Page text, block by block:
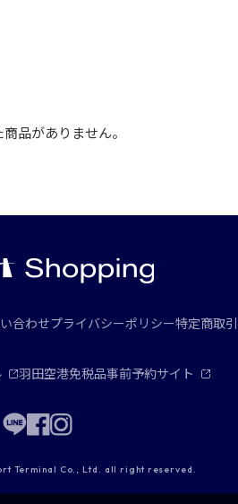
品がありません。
合わせプライバシーポリシー特定商取
羽田空港免税品事前予約サイト
Terminal Co., Ltd. all right reserved.